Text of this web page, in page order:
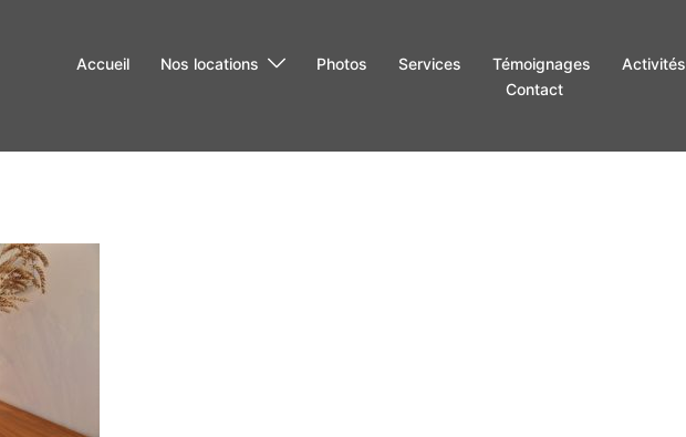
Accueil Nos locations Photos Services Témoignages Activités
Contact